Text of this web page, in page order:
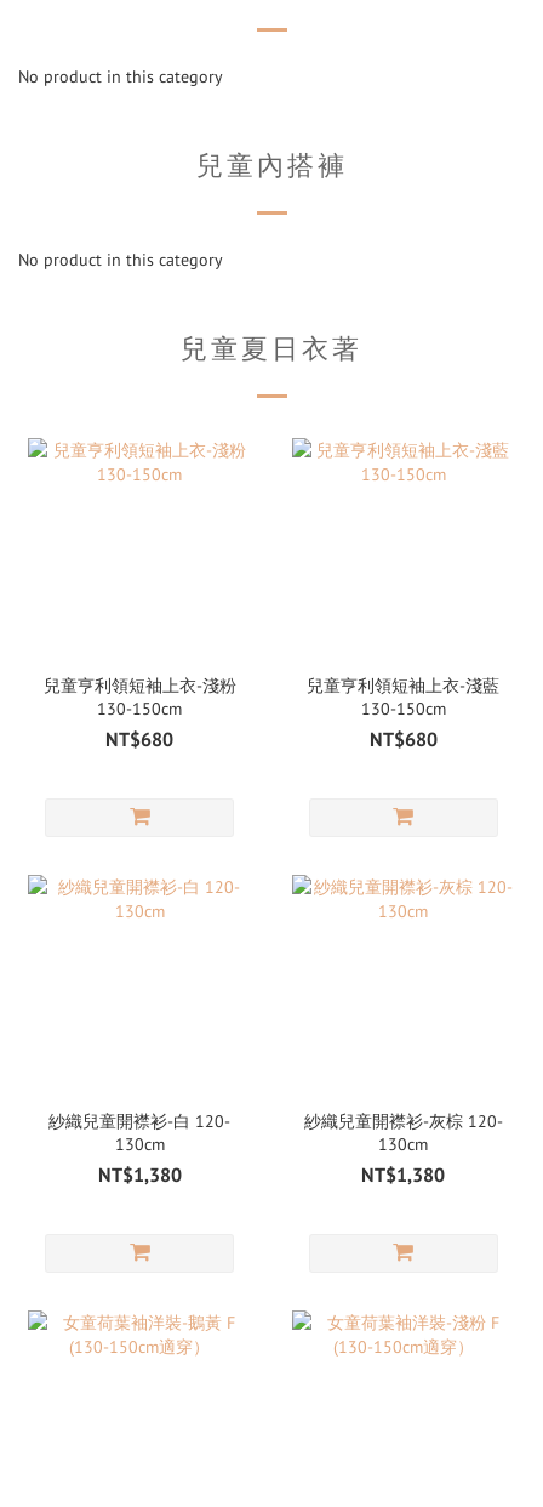
No product in this category
兒童內搭褲
No product in this category
兒童夏日衣著
兒童亨利領短袖上衣-淺粉
130-150cm
NT$680
兒童亨利領短袖上衣-淺藍
130-150cm
NT$680
紗織兒童開襟衫-白 120-
130cm
NT$1,380
紗織兒童開襟衫-灰棕 120-
130cm
NT$1,380